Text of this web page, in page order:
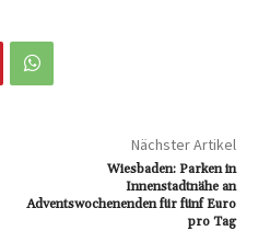
Nächster Artikel
Wiesbaden: Parken in
Innenstadtnähe an
Adventswochenenden für fünf Euro
pro Tag